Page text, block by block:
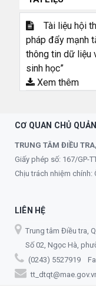
Tài liệu hội
pháp đẩy mạnh
thông tin dữ liệu
sinh học”
Xem thêm
CƠ QUAN CHỦ QUẢN
TRUNG TÂM ĐIỀU
Giấy phép số: 167/GP-
Chịu trách nhiệm chính:
LIÊN HỆ
Trung tâm Điều tra,
Số 02, Ngọc Hà,
(0243) 5527919